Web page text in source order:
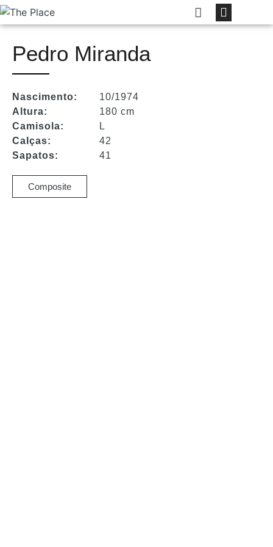
Pedro Miranda
Nascimento:
Altura:
Camisola:
Calças:
Sapatos:
10/1974
180 cm
L
42
41
Composite